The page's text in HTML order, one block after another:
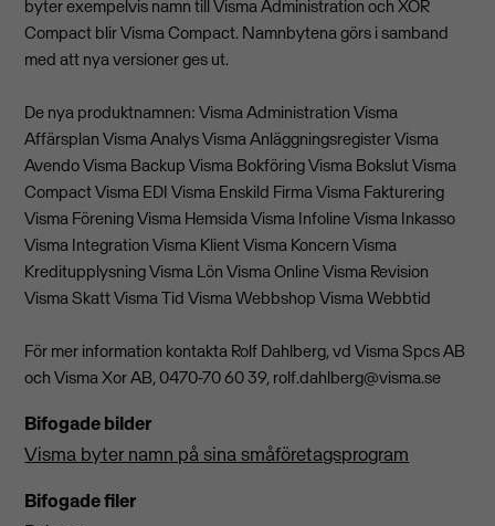
byter exempelvis namn till Visma Administration och XOR
Compact blir Visma Compact. Namnbytena görs i samband
med att nya versioner ges ut.
De nya produktnamnen: Visma Administration Visma
Affärsplan Visma Analys Visma Anläggningsregister Visma
Avendo Visma Backup Visma Bokföring Visma Bokslut Visma
Compact Visma EDI Visma Enskild Firma Visma Fakturering
Visma Förening Visma Hemsida Visma Infoline Visma Inkasso
Visma Integration Visma Klient Visma Koncern Visma
Kreditupplysning Visma Lön Visma Online Visma Revision
Visma Skatt Visma Tid Visma Webbshop Visma Webbtid
För mer information kontakta Rolf Dahlberg, vd Visma Spcs AB
och Visma Xor AB, 0470-70 60 39, rolf.dahlberg@visma.se
Bifogade bilder
Visma byter namn på sina småföretagsprogram
Bifogade filer